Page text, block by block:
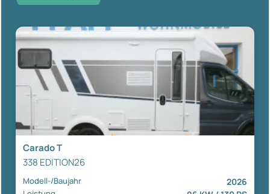
Carado T
338 EDITION26
Modell-/Baujahr 2026